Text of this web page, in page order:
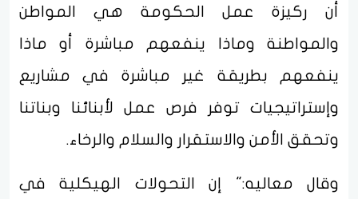
أن ركيزة عمل الحكومة هي المواطن
والمواطنة وماذا ينفعهم مباشرة أو ماذا
ينفعهم بطريقة غير مباشرة في مشاريع
وإستراتيجيات توفر فرص عمل لأبنائنا وبناتنا
وتحقق الأمن والاستقرار والسلام والرخاء.
وقال معاليه:" إن التحولات الهيكلية في